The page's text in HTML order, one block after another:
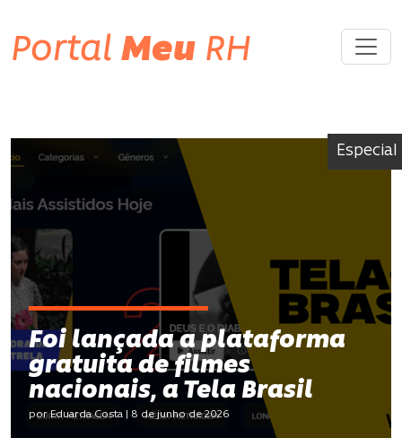
Portal Meu RH
Especial
Foi lançada a plataforma
gratuita de filmes
nacionais, a Tela Brasil
por Eduarda Costa | 8 de junho de 2026